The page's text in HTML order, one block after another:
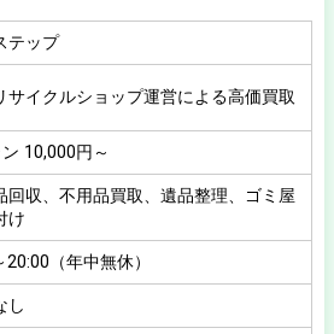
テップ
サイクルショップ運営による高価買取
10,000円～
回収、不用品買取、遺品整理、ゴミ屋
け
20:00（年中無休）
し